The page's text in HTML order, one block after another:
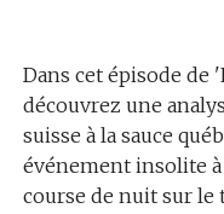
Dans cet épisode de
découvrez une
suisse à la sauce
événement insolite
course de nuit sur le